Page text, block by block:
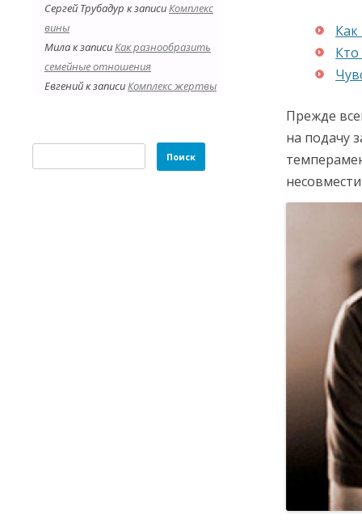
Сергей Трубадур к записиКомплекс
вины
Милак записиКак разнообразить
семейные отношения
Евгенийк записиКомплекс жертвы
Найти:
Прежде
на подачу